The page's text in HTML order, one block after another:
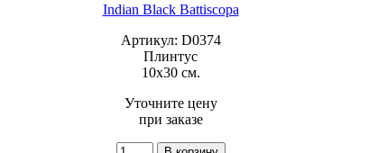
Indian Black Battiscopa
Артикул: D0374
Плинтус
10x30 см.
Уточните цену
при заказе